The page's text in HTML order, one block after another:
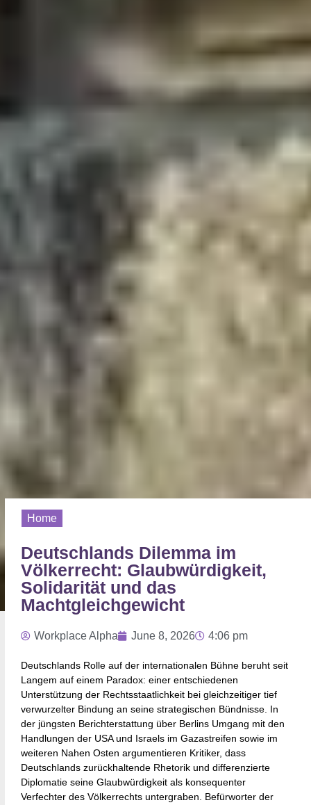
Home
Deutschlands Dilemma im
Völkerrecht: Glaubwürdigkeit,
Solidarität und das
Machtgleichgewicht
Workplace Alpha June 8, 2026 4:06 pm
Deutschlands Rolle auf der internationalen Bühne beruht seit
Langem auf einem Paradox: einer entschiedenen
Unterstützung der Rechtsstaatlichkeit bei gleichzeitiger tief
verwurzelter Bindung an seine strategischen Bündnisse. In
der jüngsten Berichterstattung über Berlins Umgang mit den
Handlungen der USA und Israels im Gazastreifen sowie im
weiteren Nahen Osten argumentieren Kritiker, dass
Deutschlands zurückhaltende Rhetorik und differenzierte
Diplomatie seine Glaubwürdigkeit als konsequenter
Verfechter des Völkerrechts untergraben. Befürworter der